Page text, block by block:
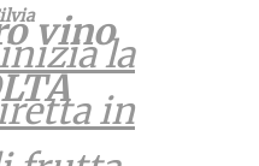
vinola
in